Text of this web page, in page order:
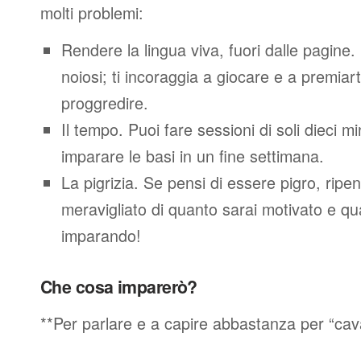
molti problemi:
Rendere la lingua viva, fuori dalle
noiosi; ti incoraggia a giocare e a
proggredire.
Il tempo. Puoi fare sessioni di soli dieci
imparare le basi in un fine settimana.
La pigrizia. Se pensi di essere pigro,
meravigliato di quanto sarai motivato e
imparando!
Che cosa imparerò?
**Per parlare e a capire abbastanza per